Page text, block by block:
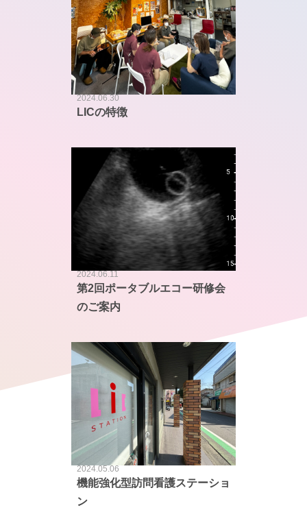
2024.06.30
LICの特徴
2024.06.11
第2回ポータブルエコー研修会
のご案内
2024.05.06
機能強化型訪問看護ステーショ
ン